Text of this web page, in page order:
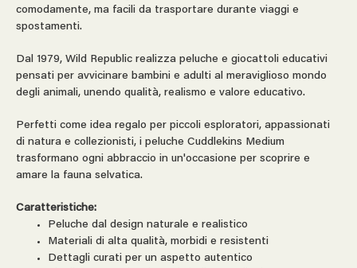
comodamente, ma facili da trasportare durante viaggi e
spostamenti.
Dal 1979, Wild Republic realizza peluche e giocattoli educativi
pensati per avvicinare bambini e adulti al meraviglioso mondo
degli animali, unendo qualità, realismo e valore educativo.
Perfetti come idea regalo per piccoli esploratori, appassionati
di natura e collezionisti, i peluche Cuddlekins Medium
trasformano ogni abbraccio in un'occasione per scoprire e
amare la fauna selvatica.
Caratteristiche:
Peluche dal design naturale e realistico
Materiali di alta qualità, morbidi e resistenti
Dettagli curati per un aspetto autentico